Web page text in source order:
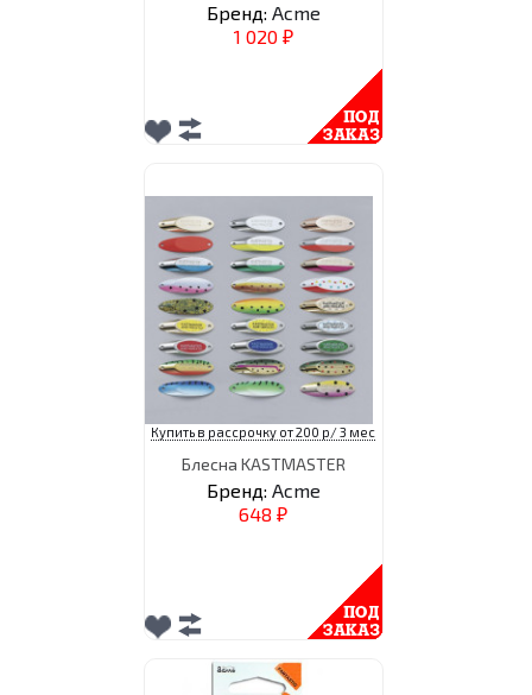
Бренд: Acme
1 020 ₽
Купить в рассрочку от 200 р/ 3 мес
Блесна KASTMASTER
Бренд: Acme
648 ₽